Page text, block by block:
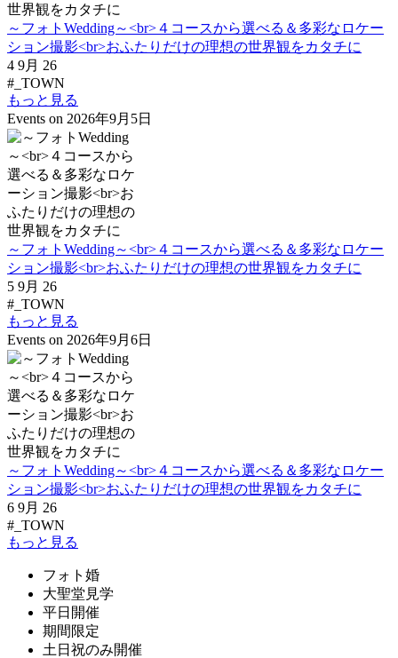
～フォトWedding～<br>４コースから選べる＆多彩なロケー
ション撮影<br>おふたりだけの理想の世界観をカタチに
4 9月 26
#_TOWN
もっと見る
Events on 2026年9月5日
～フォトWedding～<br>４コースから選べる＆多彩なロケー
ション撮影<br>おふたりだけの理想の世界観をカタチに
5 9月 26
#_TOWN
もっと見る
Events on 2026年9月6日
～フォトWedding～<br>４コースから選べる＆多彩なロケー
ション撮影<br>おふたりだけの理想の世界観をカタチに
6 9月 26
#_TOWN
もっと見る
フォト婚
大聖堂見学
平日開催
期間限定
土日祝のみ開催